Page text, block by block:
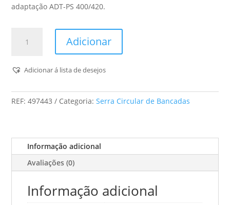
adaptação ADT-PS 400/420.
De
Ks-
Ps
Adicionar
Adicionar á lista de desejos
REF:497443 Categoria:Serra Circular de Bancadas
Informação adicional
Avaliações (0)
Informação adicional